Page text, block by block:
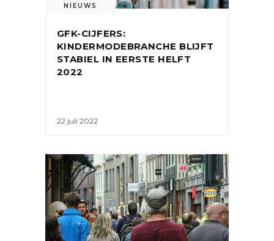
NIEUWS
GFK-CIJFERS:
KINDERMODEBRANCHE BLIJFT
STABIEL IN EERSTE HELFT
2022
22 juli 2022